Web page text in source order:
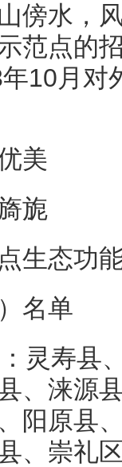
傍水，
范点的
10月对
美
旎
生态功
名单
灵寿县
、涞源
阳原县
、崇礼